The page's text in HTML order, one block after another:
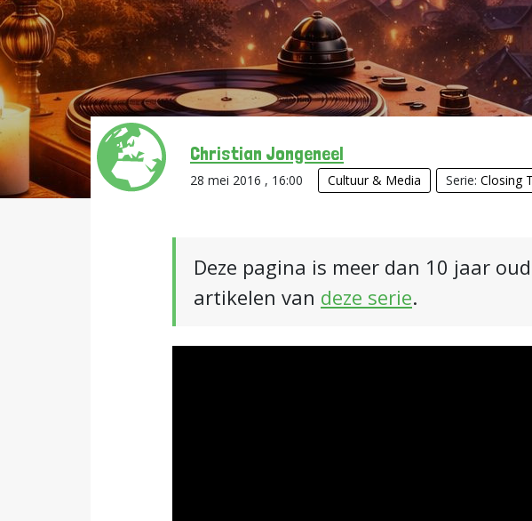
Christian Jongeneel
28 mei 2016 , 16:00 Cultuur & Media Serie: Closing
Deze pagina is meer dan 10 jaar
artikelen van deze serie.